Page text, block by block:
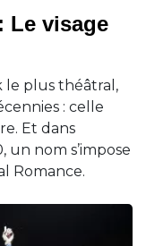
Le visage
le plus théâtral,
: celle
Et dans
un nom s’impose
Romance.